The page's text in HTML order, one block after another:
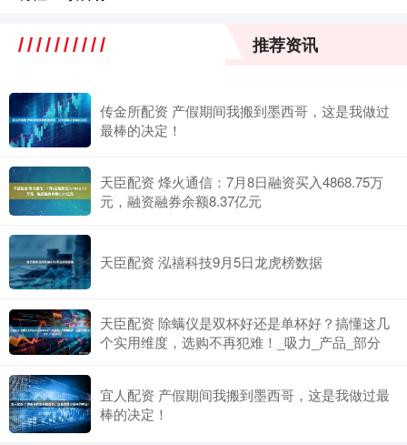
推荐资讯
传金所配资 产假期间我搬到墨西哥，这是我做过
最棒的决定！
天臣配资 烽火通信：7月8日融资买入4868.75万
元，融资融券余额8.37亿元
天臣配资 泓禧科技9月5日龙虎榜数据
天臣配资 除螨仪是双杯好还是单杯好？搞懂这几
个实用维度，选购不再犯难！_吸力_产品_部分
宜人配资 产假期间我搬到墨西哥，这是我做过最
棒的决定！